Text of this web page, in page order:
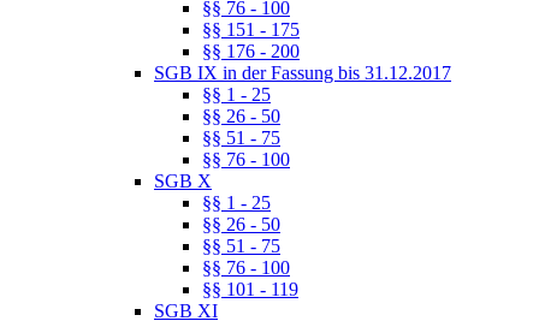
§§ 76 - 100
§§ 151 - 175
§§ 176 - 200
SGB IX in der Fassung bis 31.12.2017
§§ 1 - 25
§§ 26 - 50
§§ 51 - 75
§§ 76 - 100
SGB X
§§ 1 - 25
§§ 26 - 50
§§ 51 - 75
§§ 76 - 100
§§ 101 - 119
SGB XI